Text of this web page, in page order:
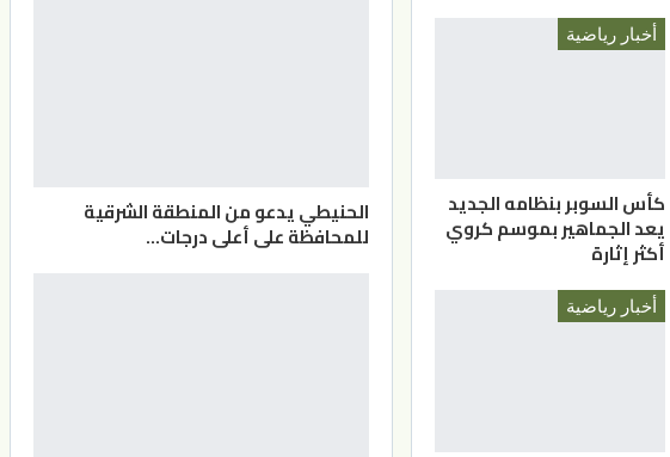
أخبار رياضية
كأس السوبر بنظامه الجديد
يعد الجماهير بموسم كروي
أكثر إثارة
أخبار رياضية
الحنيطي يدعو من المنطقة الشرقية
للمحافظة على أعلى درجات…